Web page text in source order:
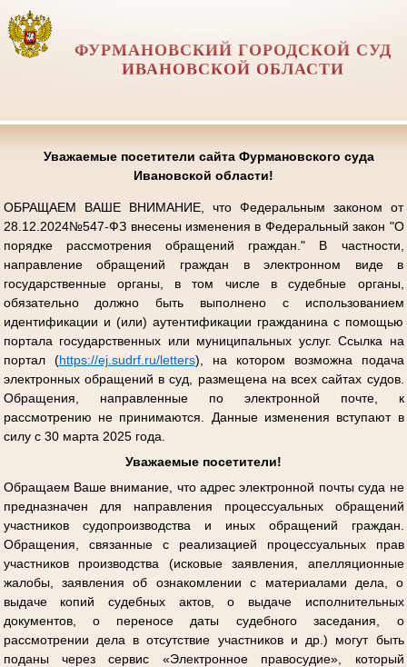
ФУРМАНОВСКИЙ ГОРОДСКОЙ СУД
ИВАНОВСКОЙ ОБЛАСТИ
Уважаемые посетители сайта Фурмановского суда
Ивановской области!
ОБРАЩАЕМ ВАШЕ ВНИМАНИЕ, что Федеральным законом от
28.12.2024№547-ФЗ внесены изменения в Федеральный закон "О
порядке рассмотрения обращений граждан." В частности,
направление обращений граждан в электронном виде в
государственные органы, в том числе в судебные органы,
обязательно должно быть выполнено с использованием
идентификации и (или) аутентификации гражданина с помощью
портала государственных или муниципальных услуг. Ссылка на
портал (https://ej.sudrf.ru/letters), на котором возможна подача
электронных обращений в суд, размещена на всех сайтах судов.
Обращения, направленные по электронной почте, к
рассмотрению не принимаются. Данные изменения вступают в
силу с 30 марта 2025 года.
Уважаемые посетители!
Обращаем Ваше внимание, что адрес электронной почты суда не
предназначен для направления процессуальных обращений
участников судопроизводства и иных обращений граждан.
Обращения, связанные с реализацией процессуальных прав
участников производства (исковые заявления, апелляционные
жалобы, заявления об ознакомлении с материалами дела, о
выдаче копий судебных актов, о выдаче исполнительных
документов, о переносе даты судебного заседания, о
рассмотрении дела в отсутствие участников и др.) могут быть
поданы через сервис «Электронное правосудие», который